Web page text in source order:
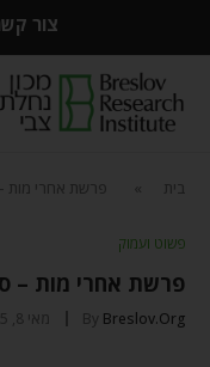
צור
בית פרשת אחרי מות
פשוט ועמוק
פרשת אחרי מות –
By Breslov.org מאי 8, 2025